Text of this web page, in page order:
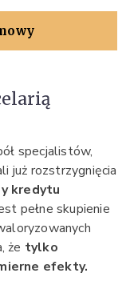
specjalistów,
już rozstrzygnięcia
kredytu
pełne skupienie
że tylko
efekty.